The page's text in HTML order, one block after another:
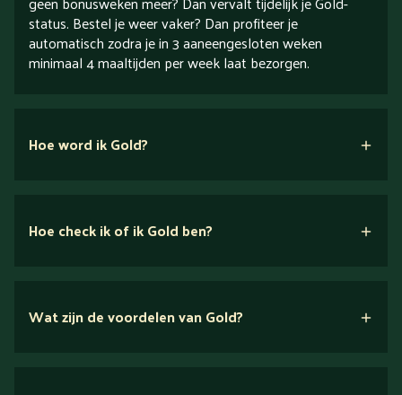
status. Bestel je weer vaker? Dan profiteer je
automatisch zodra je in 3 aaneengesloten weken
minimaal 4 maaltijden per week laat bezorgen.
Hoe word ik Gold?
Hoe check ik of ik Gold ben?
Wat zijn de voordelen van Gold?